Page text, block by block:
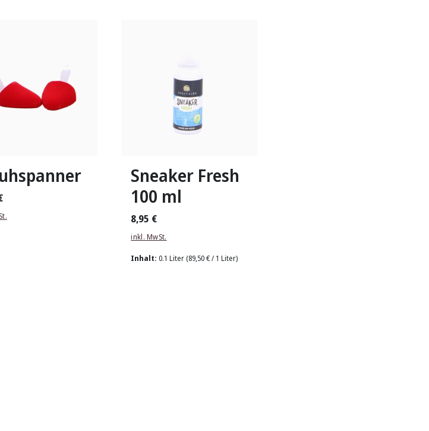
Sneaker Fresh
100 ml
Inhalt:0.1 Liter (89,50 € / 1 Liter)
8,95 €
inkl. MwSt.